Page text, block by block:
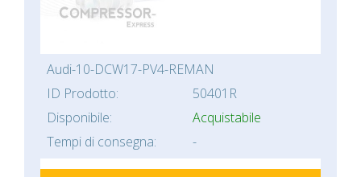
Audi-10-DCW17-PV4-REMAN
ID Prodotto:
50401R
Disponibile:
Acquistabile
Tempi di consegna:
-